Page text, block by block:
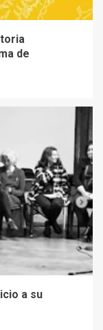
de
a su